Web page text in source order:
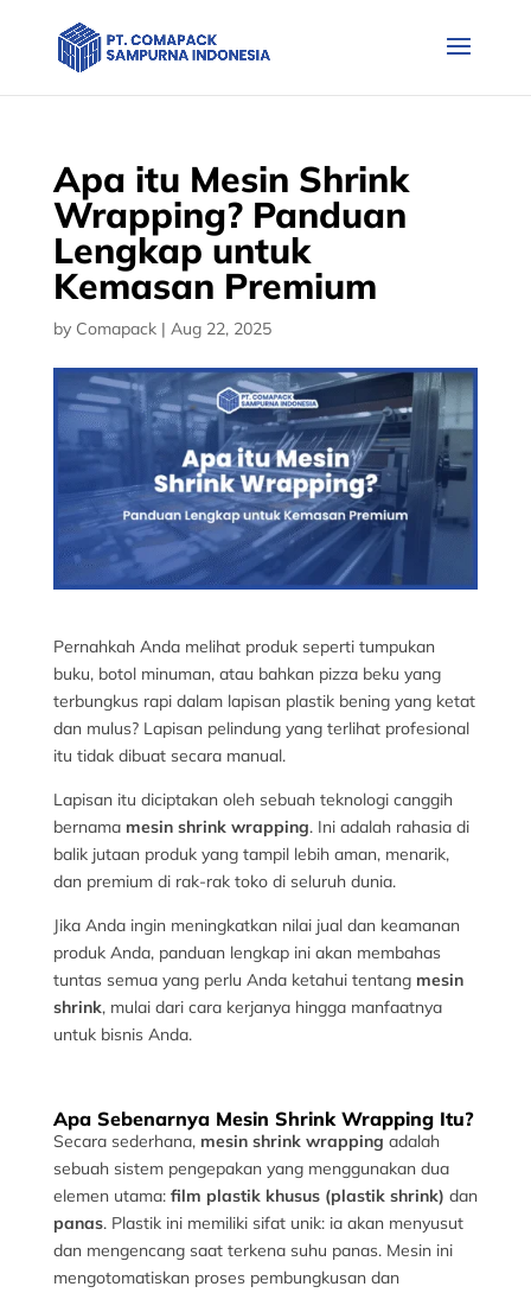
Apa itu Mesin Shrink
Wrapping? Panduan
Lengkap untuk
Kemasan Premium
by Comapack| Aug 22, 2025
Pernahkah Anda melihat produk seperti tumpukan
buku, botol minuman, atau bahkan pizza beku yang
terbungkus rapi dalam lapisan plastik bening yang ketat
dan mulus? Lapisan pelindung yang terlihat profesional
itu tidak dibuat secara manual.
Lapisan itu diciptakan oleh sebuah teknologi canggih
bernama mesin shrink wrapping. Ini adalah rahasia di
balik jutaan produk yang tampil lebih aman, menarik,
dan premium di rak-rak toko di seluruh dunia.
Jika Anda ingin meningkatkan nilai jual dan keamanan
produk Anda, panduan lengkap ini akan membahas
tuntas semua yang perlu Anda ketahui tentang mesin
shrink, mulai dari cara kerjanya hingga manfaatnya
untuk bisnis Anda.
Apa Sebenarnya Mesin Shrink Wrapping Itu?
Secara sederhana, mesin shrink wrapping adalah
sebuah sistem pengepakan yang menggunakan dua
elemen utama: film plastik khusus (plastik shrink) dan
panas. Plastik ini memiliki sifat unik: ia akan menyusut
dan mengencang saat terkena suhu panas. Mesin ini
mengotomatiskan proses pembungkusan dan